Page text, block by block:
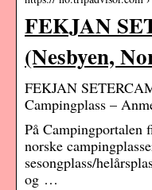
FEKJAN
(Nesbyen,
FEKJAN
Campingplass –
På Campingportalen
norske
sesongplass/
og …